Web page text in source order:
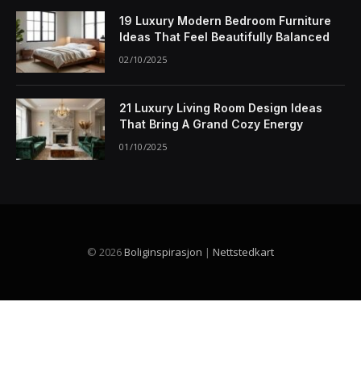
19 Luxury Modern Bedroom Furniture
Ideas That Feel Beautifully Balanced
02/10/2025
21 Luxury Living Room Design Ideas
That Bring A Grand Cozy Energy
01/10/2025
© 2026Boliginspirasjon | Nettstedkart